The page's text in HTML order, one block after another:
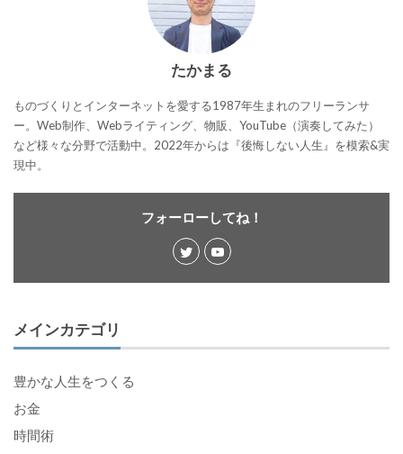
たかまる
ものづくりとインターネットを愛する1987年生まれのフリーランサ
ー。Web制作、Webライティング、物販、YouTube（演奏してみた）
など様々な分野で活動中。2022年からは『後悔しない人生』を模索&実
現中。
フォーローしてね！
メインカテゴリ
豊かな人生をつくる
お金
時間術